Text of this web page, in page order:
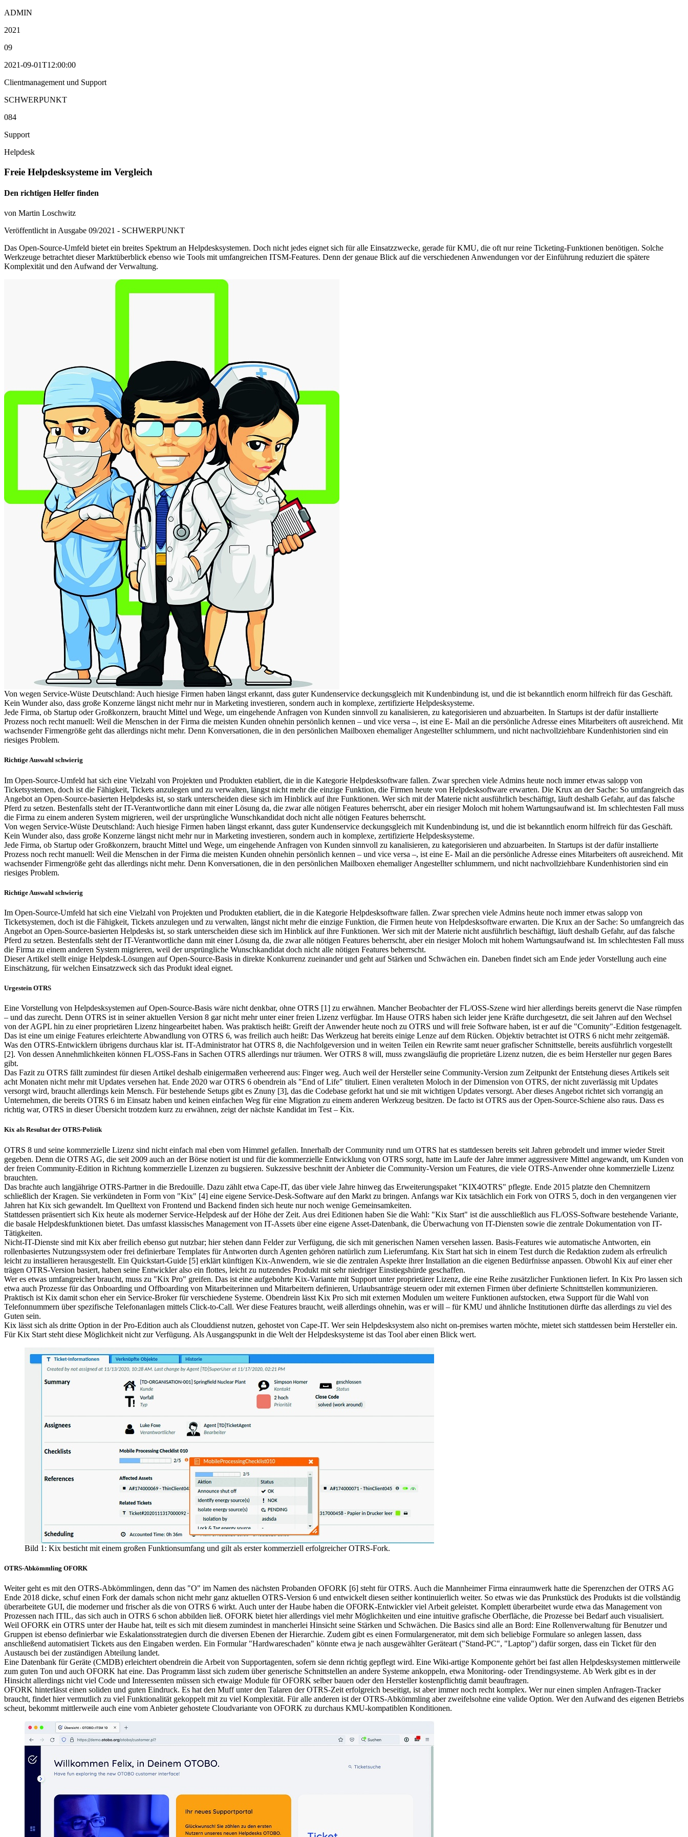
ADMIN
2021
09
2021-09-01T12:00:00
Clientmanagement und Support
SCHWERPUNKT
084
Support
Helpdesk
Freie Helpdesksysteme im Vergleich
Den richtigen Helfer finden
von Martin Loschwitz
Veröffentlicht in Ausgabe 09/2021 - SCHWERPUNKT
Das Open-Source-Umfeld bietet ein breites Spektrum an Helpdesksystemen. Doch nicht jedes eignet sich für alle Einsatzzwecke, gerade für KMU, die oft nur reine Ticketing-Funktionen benötigen. Solche
Werkzeuge betrachtet dieser Marktüberblick ebenso wie Tools mit umfangreichen ITSM-Features. Denn der genaue Blick auf die verschiedenen Anwendungen vor der Einführung reduziert die spätere
Komplexität und den Aufwand der Verwaltung.
Von wegen Service-Wüste Deutschland: Auch hiesige Firmen haben längst erkannt, dass guter Kundenservice deckungsgleich mit Kundenbindung ist, und die ist bekanntlich enorm hilfreich für das Geschäft.
Kein Wunder also, dass große Konzerne längst nicht mehr nur in Marketing investieren, sondern auch in komplexe, zertifizierte Helpdesksysteme.
Jede Firma, ob Startup oder Großkonzern, braucht Mittel und Wege, um eingehende Anfragen von Kunden sinnvoll zu kanalisieren, zu kategorisieren und abzuarbeiten. In Startups ist der dafür installierte
Prozess noch recht manuell: Weil die Menschen in der Firma die meisten Kunden ohnehin persönlich kennen – und vice versa –, ist eine E- Mail an die persönliche Adresse eines Mitarbeiters oft ausreichend. Mit
wachsender Firmengröße geht das allerdings nicht mehr. Denn Konversationen, die in den persönlichen Mailboxen ehemaliger Angestellter schlummern, und nicht nachvollziehbare Kundenhistorien sind ein
riesiges Problem.
Richtige Auswahl schwierig
Im Open-Source-Umfeld hat sich eine Vielzahl von Projekten und Produkten etabliert, die in die Kategorie Helpdesksoftware fallen. Zwar sprechen viele Admins heute noch immer etwas salopp von
Ticketsystemen, doch ist die Fähigkeit, Tickets anzulegen und zu verwalten, längst nicht mehr die einzige Funktion, die Firmen heute von Helpdesksoftware erwarten. Die Krux an der Sache: So umfangreich das
Angebot an Open-Source-basierten Helpdesks ist, so stark unterscheiden diese sich im Hinblick auf ihre Funktionen. Wer sich mit der Materie nicht ausführlich beschäftigt, läuft deshalb Gefahr, auf das falsche
Pferd zu setzen. Bestenfalls steht der IT-Verantwortliche dann mit einer Lösung da, die zwar alle nötigen Features beherrscht, aber ein riesiger Moloch mit hohem Wartungsaufwand ist. Im schlechtesten Fall muss
die Firma zu einem anderen System migrieren, weil der ursprüngliche Wunschkandidat doch nicht alle nötigen Features beherrscht.
Von wegen Service-Wüste Deutschland: Auch hiesige Firmen haben längst erkannt, dass guter Kundenservice deckungsgleich mit Kundenbindung ist, und die ist bekanntlich enorm hilfreich für das Geschäft.
Kein Wunder also, dass große Konzerne längst nicht mehr nur in Marketing investieren, sondern auch in komplexe, zertifizierte Helpdesksysteme.
Jede Firma, ob Startup oder Großkonzern, braucht Mittel und Wege, um eingehende Anfragen von Kunden sinnvoll zu kanalisieren, zu kategorisieren und abzuarbeiten. In Startups ist der dafür installierte
Prozess noch recht manuell: Weil die Menschen in der Firma die meisten Kunden ohnehin persönlich kennen – und vice versa –, ist eine E- Mail an die persönliche Adresse eines Mitarbeiters oft ausreichend. Mit
wachsender Firmengröße geht das allerdings nicht mehr. Denn Konversationen, die in den persönlichen Mailboxen ehemaliger Angestellter schlummern, und nicht nachvollziehbare Kundenhistorien sind ein
riesiges Problem.
Richtige Auswahl schwierig
Im Open-Source-Umfeld hat sich eine Vielzahl von Projekten und Produkten etabliert, die in die Kategorie Helpdesksoftware fallen. Zwar sprechen viele Admins heute noch immer etwas salopp von
Ticketsystemen, doch ist die Fähigkeit, Tickets anzulegen und zu verwalten, längst nicht mehr die einzige Funktion, die Firmen heute von Helpdesksoftware erwarten. Die Krux an der Sache: So umfangreich das
Angebot an Open-Source-basierten Helpdesks ist, so stark unterscheiden diese sich im Hinblick auf ihre Funktionen. Wer sich mit der Materie nicht ausführlich beschäftigt, läuft deshalb Gefahr, auf das falsche
Pferd zu setzen. Bestenfalls steht der IT-Verantwortliche dann mit einer Lösung da, die zwar alle nötigen Features beherrscht, aber ein riesiger Moloch mit hohem Wartungsaufwand ist. Im schlechtesten Fall muss
die Firma zu einem anderen System migrieren, weil der ursprüngliche Wunschkandidat doch nicht alle nötigen Features beherrscht.
Dieser Artikel stellt einige Helpdesk-Lösungen auf Open-Source-Basis in direkte Konkurrenz zueinander und geht auf Stärken und Schwächen ein. Daneben findet sich am Ende jeder Vorstellung auch eine
Einschätzung, für welchen Einsatzzweck sich das Produkt ideal eignet.
Urgestein OTRS
Eine Vorstellung von Helpdesksystemen auf Open-Source-Basis wäre nicht denkbar, ohne OTRS [1] zu erwähnen. Mancher Beobachter der FL/OSS-Szene wird hier allerdings bereits genervt die Nase rümpfen
– und das zurecht. Denn OTRS ist in seiner aktuellen Version 8 gar nicht mehr unter einer freien Lizenz verfügbar. Im Hause OTRS haben sich leider jene Kräfte durchgesetzt, die seit Jahren auf den Wechsel
von der AGPL hin zu einer proprietären Lizenz hingearbeitet haben. Was praktisch heißt: Greift der Anwender heute noch zu OTRS und will freie Software haben, ist er auf die "Comunity"-Edition festgenagelt.
Das ist eine um einige Features erleichterte Abwandlung von OTRS 6, was freilich auch heißt: Das Werkzeug hat bereits einige Lenze auf dem Rücken. Objektiv betrachtet ist OTRS 6 nicht mehr zeitgemäß.
Was den OTRS-Entwicklern übrigens durchaus klar ist. IT-Administrator hat OTRS 8, die Nachfolgeversion und in weiten Teilen ein Rewrite samt neuer grafischer Schnittstelle, bereits ausführlich vorgestellt
[2]. Von dessen Annehmlichkeiten können FL/OSS-Fans in Sachen OTRS allerdings nur träumen. Wer OTRS 8 will, muss zwangsläufig die proprietäre Lizenz nutzen, die es beim Hersteller nur gegen Bares
gibt.
Das Fazit zu OTRS fällt zumindest für diesen Artikel deshalb einigermaßen verheerend aus: Finger weg. Auch weil der Hersteller seine Community-Version zum Zeitpunkt der Entstehung dieses Artikels seit
acht Monaten nicht mehr mit Updates versehen hat. Ende 2020 war OTRS 6 obendrein als "End of Life" tituliert. Einen veralteten Moloch in der Dimension von OTRS, der nicht zuverlässig mit Updates
versorgt wird, braucht allerdings kein Mensch. Für bestehende Setups gibt es Znuny [3], das die Codebase geforkt hat und sie mit wichtigen Updates versorgt. Aber dieses Angebot richtet sich vorrangig an
Unternehmen, die bereits OTRS 6 im Einsatz haben und keinen einfachen Weg für eine Migration zu einem anderen Werkzeug besitzen. De facto ist OTRS aus der Open-Source-Schiene also raus. Dass es
richtig war, OTRS in dieser Übersicht trotzdem kurz zu erwähnen, zeigt der nächste Kandidat im Test – Kix.
Kix als Resultat der OTRS-Politik
OTRS 8 und seine kommerzielle Lizenz sind nicht einfach mal eben vom Himmel gefallen. Innerhalb der Community rund um OTRS hat es stattdessen bereits seit Jahren gebrodelt und immer wieder Streit
gegeben. Denn die OTRS AG, die seit 2009 auch an der Börse notiert ist und für die kommerzielle Entwicklung von OTRS sorgt, hatte im Laufe der Jahre immer aggressivere Mittel angewandt, um Kunden von
der freien Community-Edition in Richtung kommerzielle Lizenzen zu bugsieren. Sukzessive beschnitt der Anbieter die Community-Version um Features, die viele OTRS-Anwender ohne kommerzielle Lizenz
brauchten.
Das brachte auch langjährige OTRS-Partner in die Bredouille. Dazu zählt etwa Cape-IT, das über viele Jahre hinweg das Erweiterungspaket "KIX4OTRS" pflegte. Ende 2015 platzte den Chemnitzern
schließlich der Kragen. Sie verkündeten in Form von "Kix" [4] eine eigene Service-Desk-Software auf den Markt zu bringen. Anfangs war Kix tatsächlich ein Fork von OTRS 5, doch in den vergangenen vier
Jahren hat Kix sich gewandelt. Im Quelltext von Frontend und Backend finden sich heute nur noch wenige Gemeinsamkeiten.
Stattdessen präsentiert sich Kix heute als moderner Service-Helpdesk auf der Höhe der Zeit. Aus drei Editionen haben Sie die Wahl: "Kix Start" ist die ausschließlich aus FL/OSS-Software bestehende Variante,
die basale Helpdeskfunktionen bietet. Das umfasst klassisches Management von IT-Assets über eine eigene Asset-Datenbank, die Überwachung von IT-Diensten sowie die zentrale Dokumentation von IT-
Tätigkeiten.
Nicht-IT-Dienste sind mit Kix aber freilich ebenso gut nutzbar; hier stehen dann Felder zur Verfügung, die sich mit generischen Namen versehen lassen. Basis-Features wie automatische Antworten, ein
rollenbasiertes Nutzungssystem oder frei definierbare Templates für Antworten durch Agenten gehören natürlich zum Lieferumfang. Kix Start hat sich in einem Test durch die Redaktion zudem als erfreulich
leicht zu installieren herausgestellt. Ein Quickstart-Guide [5] erklärt künftigen Kix-Anwendern, wie sie die zentralen Aspekte ihrer Installation an die eigenen Bedürfnisse anpassen. Obwohl Kix auf einer eher
trägen OTRS-Version basiert, haben seine Entwickler also ein flottes, leicht zu nutzendes Produkt mit sehr niedriger Einstiegshürde geschaffen.
Wer es etwas umfangreicher braucht, muss zu "Kix Pro" greifen. Das ist eine aufgebohrte Kix-Variante mit Support unter proprietärer Lizenz, die eine Reihe zusätzlicher Funktionen liefert. In Kix Pro lassen sich
etwa auch Prozesse für das Onboarding und Offboarding von Mitarbeiterinnen und Mitarbeitern definieren, Urlaubsanträge steuern oder mit externen Firmen über definierte Schnittstellen kommunizieren.
Praktisch ist Kix damit schon eher ein Service-Broker für verschiedene Systeme. Obendrein lässt Kix Pro sich mit externen Modulen um weitere Funktionen aufstocken, etwa Support für die Wahl von
Telefonnummern über spezifische Telefonanlagen mittels Click-to-Call. Wer diese Features braucht, weiß allerdings ohnehin, was er will – für KMU und ähnliche Institutionen dürfte das allerdings zu viel des
Guten sein.
Kix lässt sich als dritte Option in der Pro-Edition auch als Clouddienst nutzen, gehostet von Cape-IT. Wer sein Helpdesksystem also nicht on-premises warten möchte, mietet sich stattdessen beim Hersteller ein.
Für Kix Start steht diese Möglichkeit nicht zur Verfügung. Als Ausgangspunkt in die Welt der Helpdesksysteme ist das Tool aber einen Blick wert.
Bild 1: Kix besticht mit einem großen Funktionsumfang und gilt als erster kommerziell erfolgreicher OTRS-Fork.
OTRS-Abkömmling OFORK
Weiter geht es mit den OTRS-Abkömmlingen, denn das "O" im Namen des nächsten Probanden OFORK [6] steht für OTRS. Auch die Mannheimer Firma einraumwerk hatte die Sperenzchen der OTRS AG
Ende 2018 dicke, schuf einen Fork der damals schon nicht mehr ganz aktuellen OTRS-Version 6 und entwickelt diesen seither kontinuierlich weiter. So etwas wie das Prunkstück des Produkts ist die vollständig
überarbeitete GUI, die moderner und frischer als die von OTRS 6 wirkt. Auch unter der Haube haben die OFORK-Entwickler viel Arbeit geleistet. Komplett überarbeitet wurde etwa das Management von
Prozessen nach ITIL, das sich auch in OTRS 6 schon abbilden ließ. OFORK bietet hier allerdings viel mehr Möglichkeiten und eine intuitive grafische Oberfläche, die Prozesse bei Bedarf auch visualisiert.
Weil OFORK ein OTRS unter der Haube hat, teilt es sich mit diesem zumindest in mancherlei Hinsicht seine Stärken und Schwächen. Die Basics sind alle an Bord: Eine Rollenverwaltung für Benutzer und
Gruppen ist ebenso definierbar wie Eskalationsstrategien durch die diversen Ebenen der Hierarchie. Zudem gibt es einen Formulargenerator, mit dem sich beliebige Formulare so anlegen lassen, dass
anschließend automatisiert Tickets aus den Eingaben werden. Ein Formular "Hardwareschaden" könnte etwa je nach ausgewählter Geräteart ("Stand-PC", "Laptop") dafür sorgen, dass ein Ticket für den
Austausch bei der zuständigen Abteilung landet.
Eine Datenbank für Geräte (CMDB) erleichtert obendrein die Arbeit von Supportagenten, sofern sie denn richtig gepflegt wird. Eine Wiki-artige Komponente gehört bei fast allen Helpdesksystemen mittlerweile
zum guten Ton und auch OFORK hat eine. Das Programm lässt sich zudem über generische Schnittstellen an andere Systeme ankoppeln, etwa Monitoring- oder Trendingsysteme. Ab Werk gibt es in der
Hinsicht allerdings nicht viel Code und Interessenten müssen sich etwaige Module für OFORK selber bauen oder den Hersteller kostenpflichtig damit beauftragen.
OFORK hinterlässt einen soliden und guten Eindruck. Es hat den Muff unter den Talaren der OTRS-Zeit erfolgreich beseitigt, ist aber immer noch recht komplex. Wer nur einen simplen Anfragen-Tracker
braucht, findet hier vermutlich zu viel Funktionalität gekoppelt mit zu viel Komplexität. Für alle anderen ist der OTRS-Abkömmling aber zweifelsohne eine valide Option. Wer den Aufwand des eigenen Betriebs
scheut, bekommt mittlerweile auch eine vom Anbieter gehostete Cloudvariante von OFORK zu durchaus KMU-kompatiblen Konditionen.